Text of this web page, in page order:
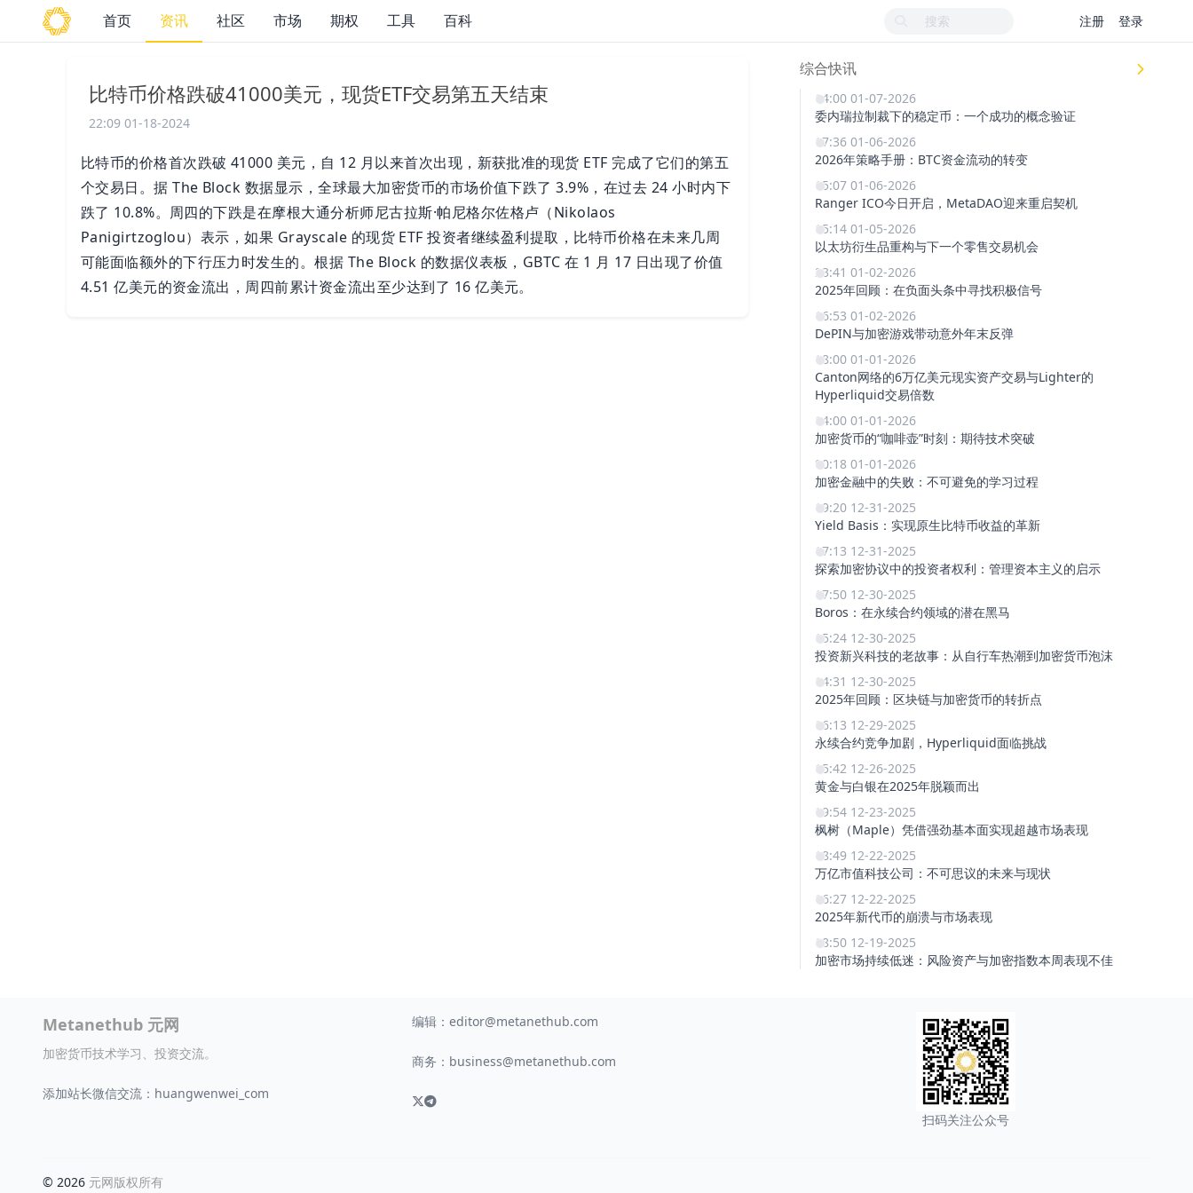
首页 资讯 社区 市场 期权 工具 百科 注册 登录
比特币价格跌破41000美元，现货ETF交易第五天结束
22:09 01-18-2024
比特币的价格首次跌破 41000 美元，自 12 月以来首次出现，新获批准的现货 ETF 完成了它们的第五
个交易日。据 The Block 数据显示，全球最大加密货币的市场价值下跌了 3.9%，在过去 24 小时内下
跌了 10.8%。周四的下跌是在摩根大通分析师尼古拉斯·帕尼格尔佐格卢（Nikolaos
Panigirtzoglou）表示，如果 Grayscale 的现货 ETF 投资者继续盈利提取，比特币价格在未来几周
可能面临额外的下行压力时发生的。根据 The Block 的数据仪表板，GBTC 在 1 月 17 日出现了价值
4.51 亿美元的资金流出，周四前累计资金流出至少达到了 16 亿美元。
综合快讯
14:00 01-07-2026
委内瑞拉制裁下的稳定币：一个成功的概念验证
17:36 01-06-2026
2026年策略手册：BTC资金流动的转变
15:07 01-06-2026
Ranger ICO今日开启，MetaDAO迎来重启契机
15:14 01-05-2026
以太坊衍生品重构与下一个零售交易机会
23:41 01-02-2026
2025年回顾：在负面头条中寻找积极信号
16:53 01-02-2026
DePIN与加密游戏带动意外年末反弹
18:00 01-01-2026
Canton网络的6万亿美元现实资产交易与Lighter的
Hyperliquid交易倍数
14:00 01-01-2026
加密货币的“咖啡壶”时刻：期待技术突破
00:18 01-01-2026
加密金融中的失败：不可避免的学习过程
19:20 12-31-2025
Yield Basis：实现原生比特币收益的革新
17:13 12-31-2025
探索加密协议中的投资者权利：管理资本主义的启示
17:50 12-30-2025
Boros：在永续合约领域的潜在黑马
15:24 12-30-2025
投资新兴科技的老故事：从自行车热潮到加密货币泡沫
14:31 12-30-2025
2025年回顾：区块链与加密货币的转折点
16:13 12-29-2025
永续合约竞争加剧，Hyperliquid面临挑战
15:42 12-26-2025
黄金与白银在2025年脱颖而出
19:54 12-23-2025
枫树（Maple）凭借强劲基本面实现超越市场表现
18:49 12-22-2025
万亿市值科技公司：不可思议的未来与现状
16:27 12-22-2025
2025年新代币的崩溃与市场表现
18:50 12-19-2025
加密市场持续低迷：风险资产与加密指数本周表现不佳
Metanethub 元网
加密货币技术学习、投资交流。
添加站长微信交流：huangwenwei_com
编辑： editor@metanethub.com
商务： business@metanethub.com
扫码关注公众号
© 2026 元网版权所有